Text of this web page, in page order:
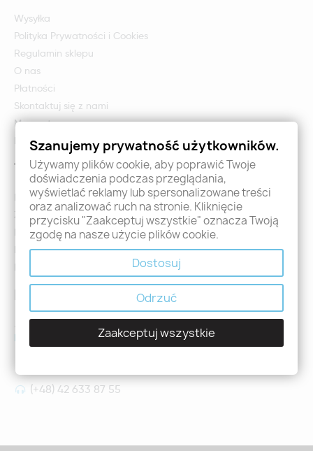
Wysyłka
Polityka Prywatności i Cookies
Regulamin sklepu
O nas
Płatności
Skontaktuj się z nami
Mapa strony
Formularz zwrotu i reklamacji
Twoje konto
Logowanie
Załóż konto - Rejestracja
Moje zamówienia
Promocje
Nowości
Kontakt
Jeśli mają Państwo jakiekolwiek pytania prosimy o kontakt
holdental@holdental.pl
(+48) 42 633 87 55
Szanujemy prywatność użytkowników.
Używamy plików cookie, aby poprawić Twoje
doświadczenia podczas przeglądania,
wyświetlać reklamy lub spersonalizowane treści
oraz analizować ruch na stronie. Kliknięcie
przycisku "Zaakceptuj wszystkie" oznacza Twoją
zgodę na nasze użycie plików cookie.
Dostosuj
Odrzuć
Zaakceptuj wszystkie